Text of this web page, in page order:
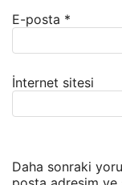
E-posta *
İnternet sitesi
Daha sonraki